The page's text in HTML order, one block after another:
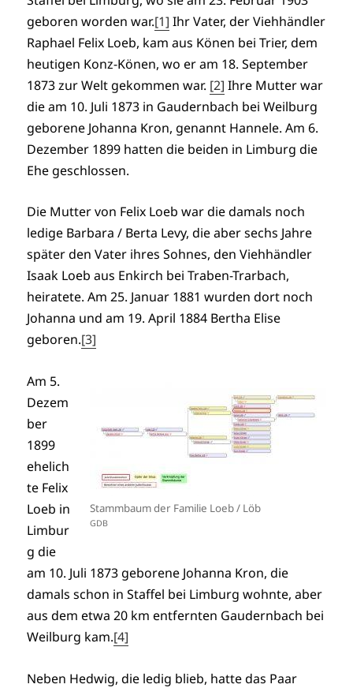
geboren worden war.[1] Ihr Vater, der Viehhändler
Raphael Felix Loeb, kam aus Könen bei Trier, dem
heutigen Konz-Könen, wo er am 18. September
1873 zur Welt gekommen war. [2] Ihre Mutter war
die am 10. Juli 1873 in Gaudernbach bei Weilburg
geborene Johanna Kron, genannt Hannele. Am 6.
Dezember 1899 hatten die beiden in Limburg die
Ehe geschlossen.
Die Mutter von Felix Loeb war die damals noch
ledige Barbara / Berta Levy, die aber sechs Jahre
später den Vater ihres Sohnes, den Viehhändler
Isaak Loeb aus Enkirch bei Traben-Trarbach,
heiratete. Am 25. Januar 1881 wurden dort noch
Johanna und am 19. April 1884 Bertha Elise
geboren.[3]
Stammbaum der Familie Loeb / Löb
GDB
Am 5.
Dezem
ber
1899
ehelich
te Felix
Loeb in
Limbur
g die
am 10. Juli 1873 geborene Johanna Kron, die
damals schon in Staffel bei Limburg wohnte, aber
aus dem etwa 20 km entfernten Gaudernbach bei
Weilburg kam.[4]
Neben Hedwig, die ledig blieb, hatte das Paar